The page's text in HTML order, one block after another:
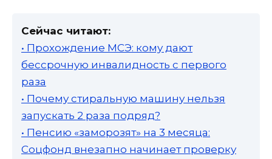
Сейчас читают:
• Прохождение МСЭ: кому дают
бессрочную инвалидность с первого
раза
• Почему стиральную машину нельзя
запускать 2 раза подряд?
• Пенсию «заморозят» на 3 месяца:
Соцфонд внезапно начинает проверку